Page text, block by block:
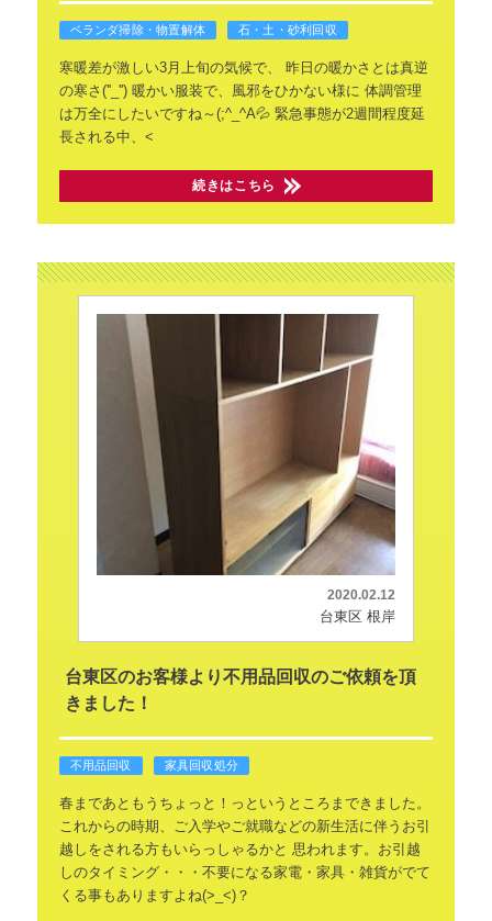
ベランダ掃除・物置解体 石・土・砂利回収
寒暖差が激しい3月上旬の気候で、
昨日の暖かさとは真逆
の寒さ(''_'') 暖かい服装で、風邪をひかない様に 体調管理
は万全にしたいですね～(;^_^A💦 緊急事態が2週間程度延
長される中、<
続きはこちら
2020.02.12
台東区 根岸
台東区のお客様より不用品回収のご依頼を頂
きました！
不用品回収 家具回収処分
春まであともうちょっと！っというところまできました。
これからの時期、ご入学やご就職などの新生活に伴うお引
越しをされる方もいらっしゃるかと 思われます。お引越
しのタイミング・・・不要になる家電・家具・雑貨がでて
くる事もありますよね(>_<)？